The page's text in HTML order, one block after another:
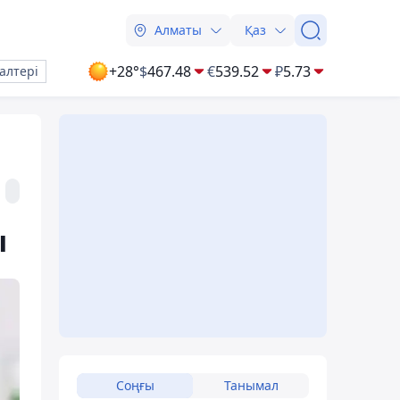
Алматы Қаз
+28°$467.48 €539.52 ₽5.73
Соңғы Танымал